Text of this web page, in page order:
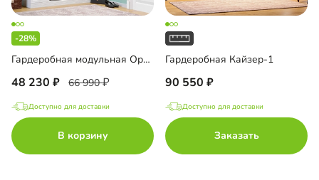
-28%
Гардеробная модульная Орлеан-4
48 230 66 990
Доступно для доставки
В корзину
Гардеробная Кайзер-1
90 550
Доступно для доставки
Заказать